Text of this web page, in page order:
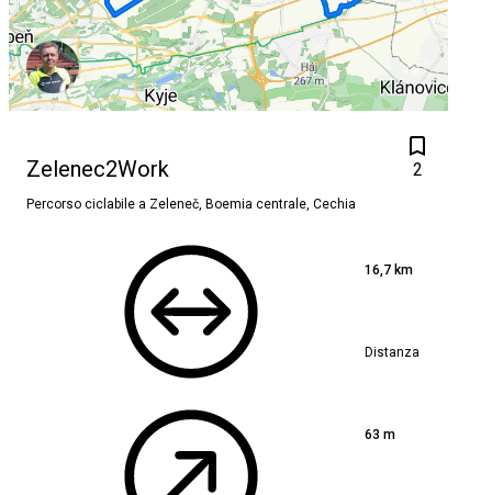
2
Zelenec2Work
Percorso ciclabile a Zeleneč, Boemia centrale, Cechia
16,7 km
Distanza
63 m